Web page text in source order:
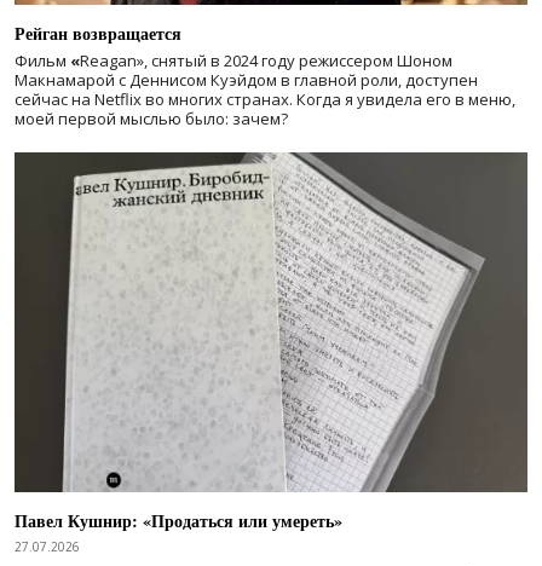
Рейган возвращается
Фильм «Reagan», снятый в 2024 годурежиссером Шоном
Макнамарой с Деннисом Куэйдом в главной роли, доступен
сейчас на Netflix во многих странах. Когда я увидела его в меню,
моей первой мыслью было: зачем?
Павел Кушнир: «Продаться или умереть»
27.07.2026